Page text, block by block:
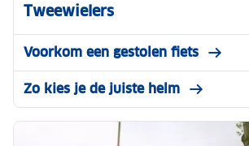
Tweewielers
Voorkom een gestolen fiets
Zo kies je de juiste helm